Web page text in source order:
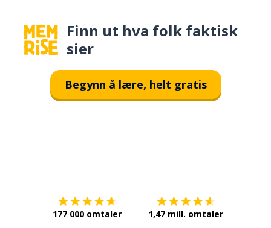
Finn ut hva folk faktisk
sier
Begynn å lære, helt gratis
177 000 omtaler 1,47 mill. omtaler